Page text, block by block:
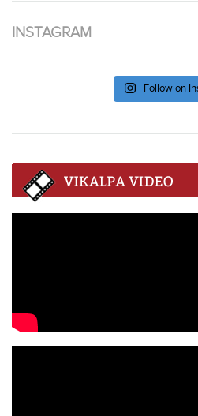
INSTAGRAM
Follow on